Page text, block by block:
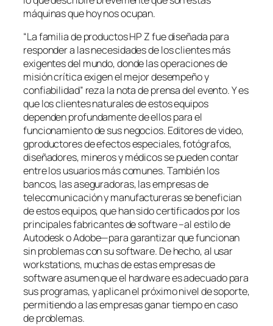
máquinas que hoy nos ocupan.
“La familia de productos HP Z fue diseñada para
responder a las necesidades de los clientes más
exigentes del mundo, donde las operaciones de
misión crítica exigen el mejor desempeño y
confiabilidad” reza la nota de prensa del evento. Y es
que los clientes naturales de estos equipos
dependen profundamente de ellos para el
funcionamiento de sus negocios. Editores de video,
gproductores de efectos especiales, fotógrafos,
diseñadores, mineros y médicos se pueden contar
entre los usuarios más comunes. También los
bancos, las aseguradoras, las empresas de
telecomunicación y manufactureras se benefician
de estos equipos, que han sido certificados por los
principales fabricantes de software –al estilo de
Autodesk o Adobe—para garantizar que funcionan
sin problemas con su software. De hecho, al usar
workstations, muchas de estas empresas de
software asumen que el hardware es adecuado para
sus programas, y aplican el próximo nivel de soporte,
permitiendo a las empresas ganar tiempo en caso
de problemas.